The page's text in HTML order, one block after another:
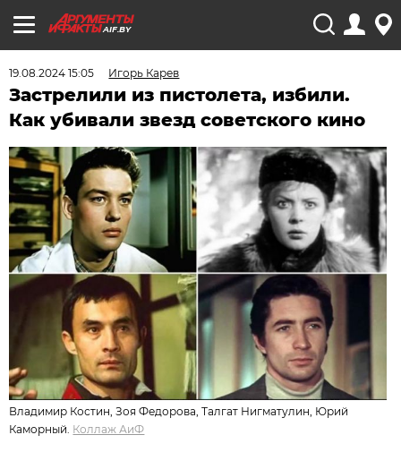
AIF.BY
19.08.2024 15:05 Игорь Карев
Застрелили из пистолета, избили.
Как убивали звезд советского кино
Владимир Костин, Зоя Федорова, Талгат Нигматулин, Юрий
Каморный. Коллаж АиФ